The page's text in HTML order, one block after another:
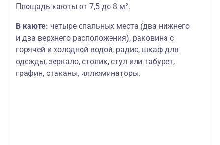
Площадь каюты от 7,5 до 8 м².
В каюте: четыре спальных места (два нижнего
и два верхнего расположения), раковина с
горячей и холодной водой, радио, шкаф для
одежды, зеркало, столик, стул или табурет,
графин, стаканы, иллюминаторы.